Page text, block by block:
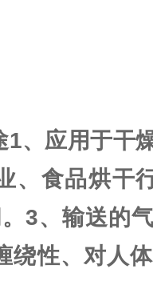
1、应用于干
、食品烘干
3、输送的
绕性、对人